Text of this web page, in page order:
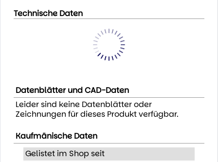
Technische Daten
Datenblätter und CAD-Daten
Leider sind keine Datenblätter oder
Zeichnungen für dieses Produkt verfügbar.
Kaufmänische Daten
Gelistet im Shop seit